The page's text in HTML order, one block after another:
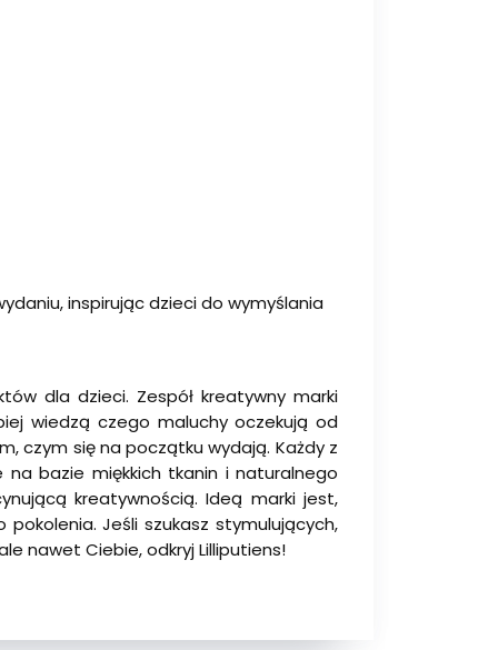
inspirując dzieci do wymyślania
dla dzieci. Zespół kreatywny marki
wiedzą czego maluchy oczekują od
czym się na początku wydają. Każdy z
na bazie miękkich tkanin i naturalnego
kreatywnością. Ideą marki jest,
Jeśli szukasz stymulujących,
nawet Ciebie, odkryj Lilliputiens!